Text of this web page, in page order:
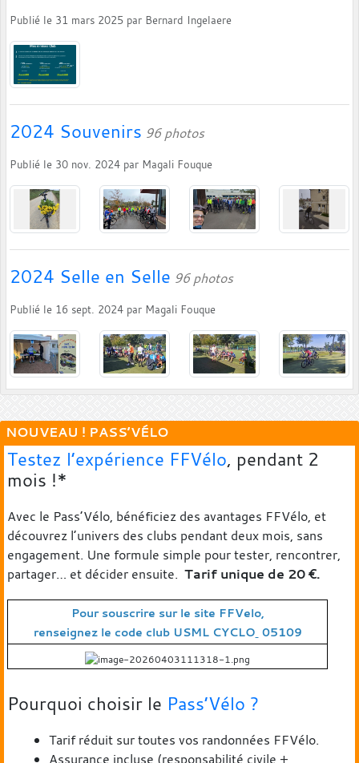
Publié le 31 mars 2025 par Bernard Ingelaere
2024 Souvenirs 96 photos
Publié le 30 nov. 2024 par Magali Fouque
2024 Selle en Selle 96 photos
Publié le 16 sept. 2024 par Magali Fouque
NOUVEAU ! PASS’VÉLO
Testez l’expérience FFVélo, pendant 2
mois !*
Avec le Pass’Vélo, bénéficiez des avantages FFVélo, et
découvrez l’univers des clubs pendant deux mois, sans
engagement. Une formule simple pour tester, rencontrer,
partager… et décider ensuite. Tarif unique de 20 €.
Pour souscrire sur le site FFVelo,
renseignez le code club USML CYCLO 05109
Pourquoi choisir le Pass’Vélo ?
Tarif réduit sur toutes vos randonnées FFVélo.
Assurance incluse (responsabilité civile +